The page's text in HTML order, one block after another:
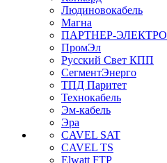
Людиновокабель
Магна
ПАРТНЕР-ЭЛЕКТРО
ПромЭл
Русский Свет КПП
СегментЭнерго
ТПД Паритет
Технокабель
Эм-кабель
Эра
CAVEL SAT
CAVEL TS
Elwatt FTP